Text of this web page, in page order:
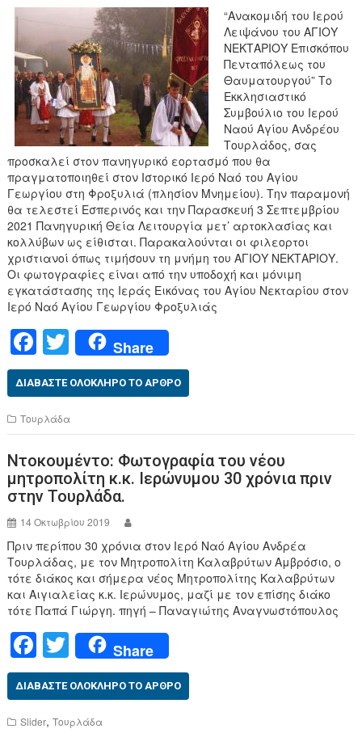
“Ανακομιδή του Ιερού
Λειψάνου του ΑΓΙΟΥ
ΝΕΚΤΑΡΙΟΥ Επισκόπου
Πενταπόλεως του
Θαυματουργού” Το
Εκκλησιαστικό
Συμβούλιο του Ιερού
Ναού Αγίου Ανδρέου
Τουρλάδος, σας
προσκαλεί στον πανηγυρικό εορτασμό που θα
πραγματοποιηθεί στον Ιστορικό Ιερό Ναό του Αγίου
Γεωργίου στη Φροξυλιά (πλησίον Μνημείου). Την παραμονή
θα τελεστεί Εσπερινός και την Παρασκευή 3 Σεπτεμβρίου
2021 Πανηγυρική Θεία Λειτουργία μετ’ αρτοκλασίας και
κολλύβων ως είθισται. Παρακαλούνται οι φιλεορτοι
χριστιανοί όπως τιμήσουν τη μνήμη του ΑΓΙΟΥ ΝΕΚΤΑΡΙΟΥ.
Οι φωτογραφίες είναι από την υποδοχή και μόνιμη
εγκατάστασης της Ιεράς Εικόνας του Αγίου Νεκταρίου στον
Ιερό Ναό Αγίου Γεωργίου Φροξυλιάς
F
a
c
e
b
o
o
k
T
wi
tt
er
Share
ΔΙΑΒΆΣΤΕ ΟΛΌΚΛΗΡΟ ΤΟ ΆΡΘΡΟ
Τουρλάδα
Ντοκουμέντο: Φωτογραφία του νέου
μητροπολίτη κ.κ. Ιερώνυμου 30 χρόνια πριν
στην Τουρλάδα.
14 Οκτωβρίου 2019
Πριν περίπου 30 χρόνια στον Ιερό Ναό Αγίου Ανδρέα
Τουρλάδας, με τον Μητροπολίτη Καλαβρύτων Αμβρόσιο, ο
τότε διάκος και σήμερα νέος Μητροπολίτης Καλαβρύτων
και Αιγιαλείας κ.κ. Ιερώνυμος, μαζί με τον επίσης διάκο
τότε Παπά Γιώργη. πηγή – Παναγιώτης Αναγνωστόπουλος‎
F
a
c
e
T
wi
tt
er
Share
ΔΙΑΒΆΣΤΕ ΟΛΌΚΛΗΡΟ ΤΟ ΆΡΘΡΟ
Slider,Τουρλάδα